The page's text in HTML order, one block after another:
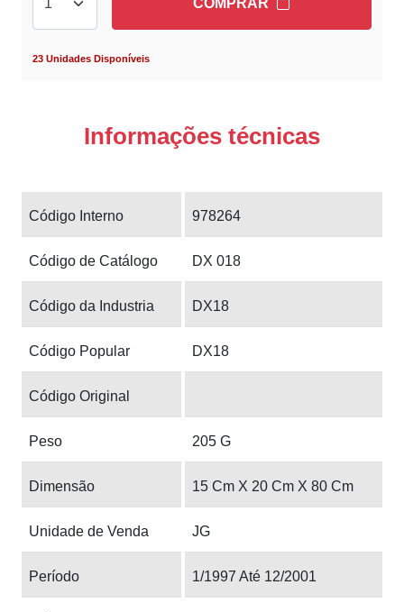
23 Unidades Disponíveis
Informações técnicas
Código Interno 978264
Código de Catálogo DX 018
Código da Industria DX18
Código Popular DX18
Código Original
Peso 205 G
Dimensão 15 Cm X 20 Cm X 80 Cm
Unidade de Venda JG
Período 1/1997 Até 12/2001